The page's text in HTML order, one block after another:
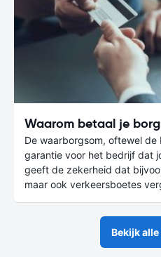
Waarom betaal je
De waarborgsom, oftewel de
garantie voor het bedrijf dat
geeft de zekerheid dat
maar ook verkeersboetes
Bekijk